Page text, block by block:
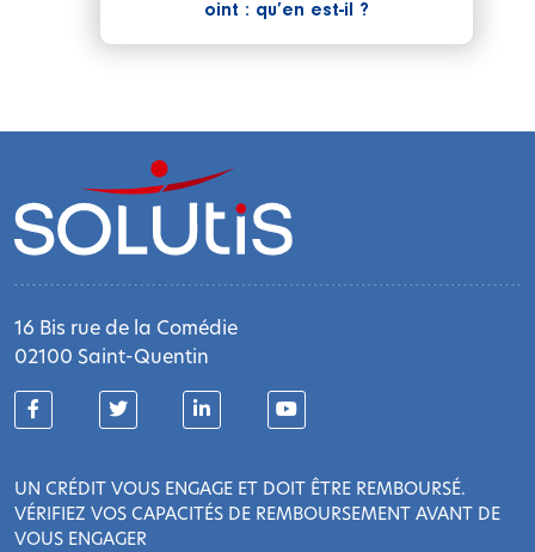
oint : qu’en est-il ?
16 Bis rue de la Comédie
02100 Saint-Quentin
UN CRÉDIT VOUS ENGAGE ET DOIT ÊTRE REMBOURSÉ.
VÉRIFIEZ VOS CAPACITÉS DE REMBOURSEMENT AVANT DE
VOUS ENGAGER